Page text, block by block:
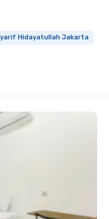
Hidayatullah Jakarta